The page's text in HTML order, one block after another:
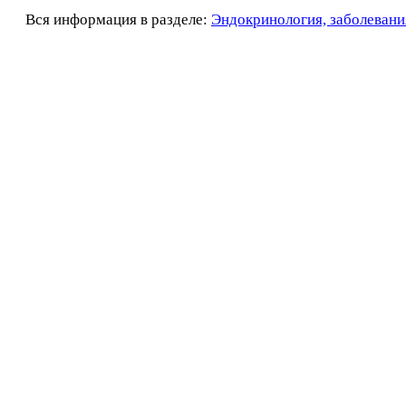
Вся информация в разделе: Эндокринология,